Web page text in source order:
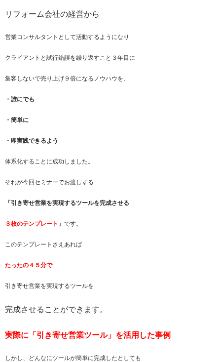
リフォーム会社の経営から
営業コンサルタントとして活動するようになり
クライアントと試行錯誤を繰り返すこと３年目に
集客しないで売り上げ９倍になるノウハウを、
・誰にでも
・簡単に
・即実践できるよう
体系化することに成功しました。
それが今回セミナーでお渡しする
「引き寄せ営業を実現するツールを完成させる
３枚のテンプレート 」 です。
このテンプレートさえあれば
たったの４５分で
引き寄せ営業を実現するツールを
完成させることができます。
実際に「引き寄せ営業ツール」を活用した事例
しかし、どんなにツールが簡単に完成したとしても